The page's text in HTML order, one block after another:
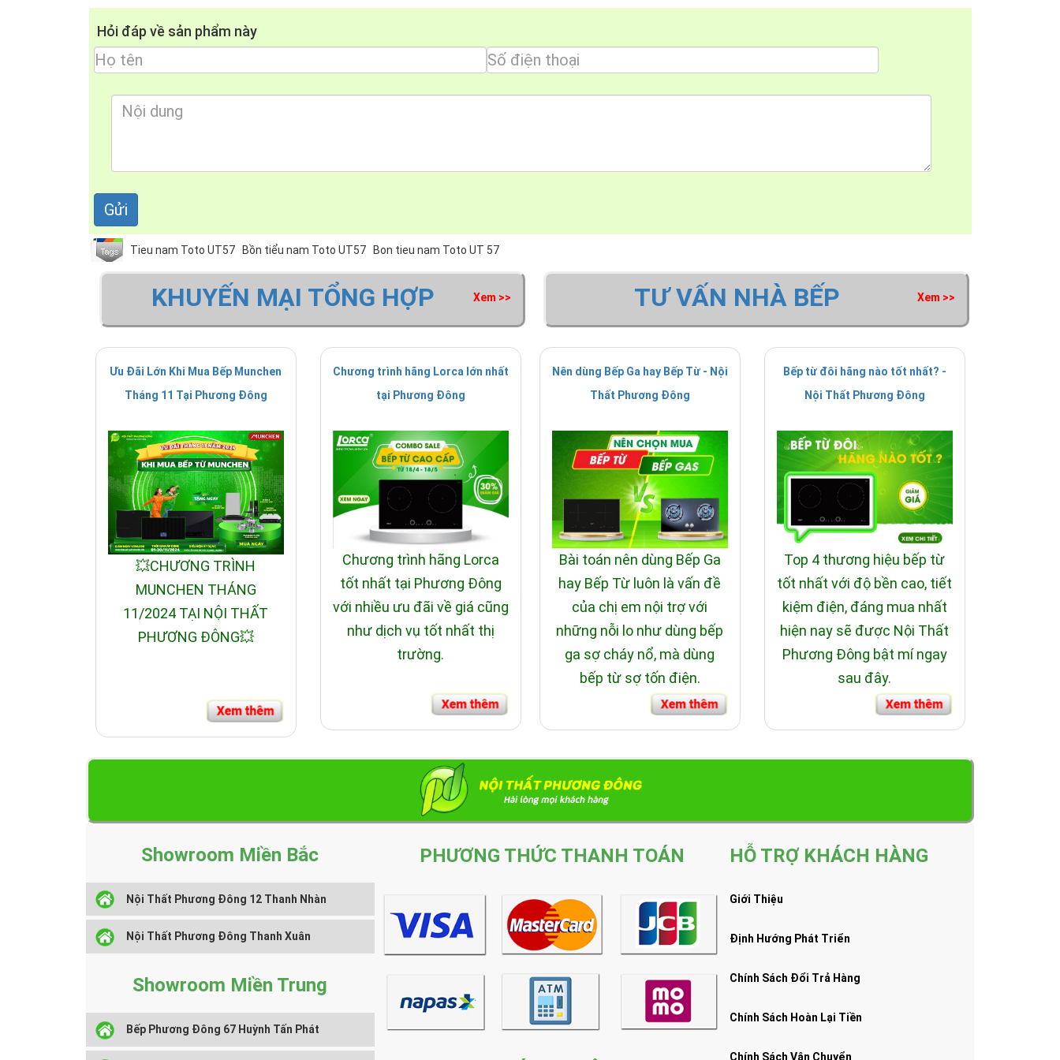
Hỏi đáp về sản phẩm này
Tieu nam Toto UT57 Bồn tiểu nam Toto UT57 Bon tieu nam Toto UT 57
KHUYẾN MẠI TỔNG HỢP Xem >>
Ưu Đãi Lớn Khi Mua Bếp Munchen
Tháng 11 Tại Phương Đông
💥CHƯƠNG TRÌNH
MUNCHEN THÁNG
11/2024 TẠI NỘI THẤT
PHƯƠNG ĐÔNG💥
Chương trình hãng Lorca lớn nhất
tại Phương Đông
Chương trình hãng Lorca
tốt nhất tại Phương Đông
với nhiều ưu đãi về giá cũng
như dịch vụ tốt nhất thị
trường.
TƯ VẤN NHÀ BẾP Xem >>
Nên dùng Bếp Ga hay Bếp Từ - Nội
Thất Phương Đông
Bài toán nên dùng Bếp Ga
hay Bếp Từ luôn là vấn đề
của chị em nội trợ với
những nỗi lo như dùng bếp
ga sợ cháy nổ, mà dùng
bếp từ sợ tốn điện.
Bếp từ đôi hãng nào tốt nhất? -
Nội Thất Phương Đông
Top 4 thương hiệu bếp từ
tốt nhất với độ bền cao, tiết
kiệm điện, đáng mua nhất
hiện nay sẽ được Nội Thất
Phương Đông bật mí ngay
sau đây.
Showroom Miền Bắc
Nội Thất Phương Đông 12 Thanh Nhàn
Nội Thất Phương Đông Thanh Xuân
Showroom Miền Trung
Bếp Phương Đông 67 Huỳnh Tấn Phát
PHƯƠNG THỨC THANH TOÁN HỖ TRỢ KHÁCH HÀNG
Giới Thiệu
Định Hướng Phát Triển
Chính Sách Đổi Trả Hàng
Chính Sách Hoàn Lại Tiền
Chính Sách Vận Chuyển